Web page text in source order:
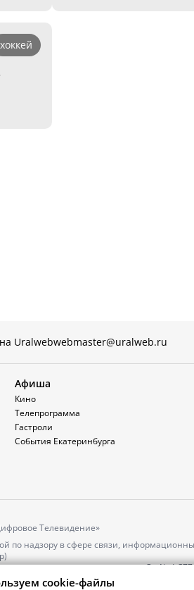
хоккей
Uralwebwebmaster@uralweb.ru
Афиша
Кино
Телепрограмма
Гастроли
События Екатеринбурга
Телевидение»
по надзору в сфере связи,
решения о регистрации: серияЭл №
cookie-файлы